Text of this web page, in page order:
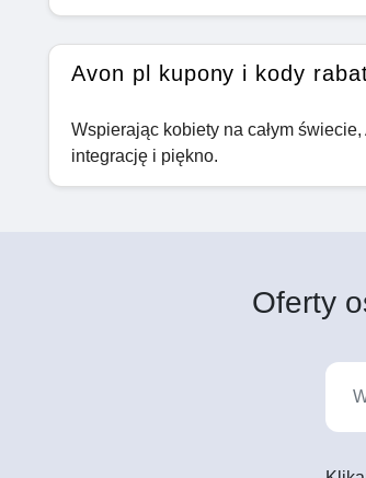
Avon pl kupony i kody
Wspierając kobiety na całym
integrację i piękno.
Oferty